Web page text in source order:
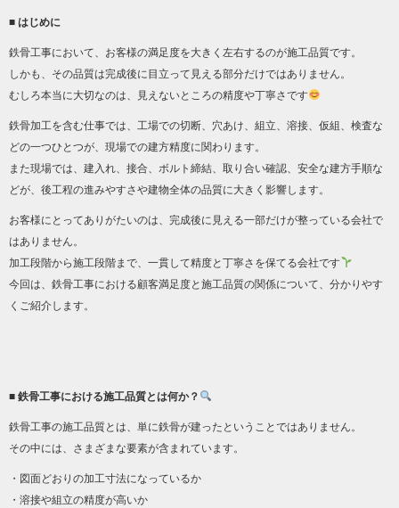
■ はじめに
鉄骨工事において、お客様の満足度を大きく左右するのが施工品質です。
しかも、その品質は完成後に目立って見える部分だけではありません。
むしろ本当に大切なのは、見えないところの精度や丁寧さです
鉄骨加工を含む仕事では、工場での切断、穴あけ、組立、溶接、仮組、検査な
どの一つひとつが、現場での建方精度に関わります。
また現場では、建入れ、接合、ボルト締結、取り合い確認、安全な建方手順な
どが、後工程の進みやすさや建物全体の品質に大きく影響します。
お客様にとってありがたいのは、完成後に見える一部だけが整っている会社で
はありません。
加工段階から施工段階まで、一貫して精度と丁寧さを保てる会社です
今回は、鉄骨工事における顧客満足度と施工品質の関係について、分かりやす
くご紹介します。
■ 鉄骨工事における施工品質とは何か？
鉄骨工事の施工品質とは、単に鉄骨が建ったということではありません。
その中には、さまざまな要素が含まれています。
・図面どおりの加工寸法になっているか
・溶接や組立の精度が高いか